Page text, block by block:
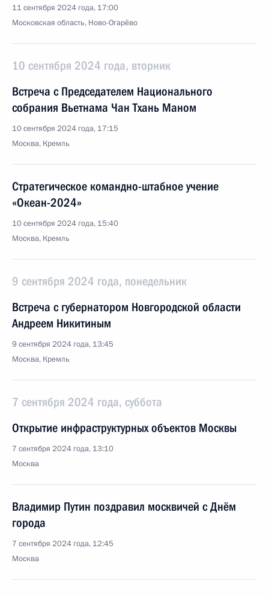
11 сентября 2024 года, 17:00
Московская область, Ново-Огарёво
10 сентября 2024 года, вторник
Встреча с Председателем Национального
собрания Вьетнама Чан Тхань Маном
10 сентября 2024 года, 17:15
Москва, Кремль
Стратегическое командно-штабное учение
«Океан-2024»
10 сентября 2024 года, 15:40
Москва, Кремль
9 сентября 2024 года, понедельник
Встреча с губернатором Новгородской области
Андреем Никитиным
9 сентября 2024 года, 13:45
Москва, Кремль
7 сентября 2024 года, суббота
Открытие инфраструктурных объектов Москвы
7 сентября 2024 года, 13:10
Москва
Владимир Путин поздравил москвичей с Днём
города
7 сентября 2024 года, 12:45
Москва